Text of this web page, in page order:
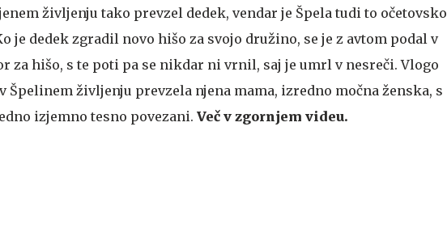
življenju tako prevzel dedek, vendar je Špela tudi to očetovsko
je dedek zgradil novo hišo za svojo družino, se je z avtom podal v
za hišo, s te poti pa se nikdar ni vrnil, saj je umrl v nesreči. Vlogo
Špelinem življenju prevzela njena mama, izredno močna ženska, s
izjemno tesno povezani. Več v zgornjem videu.